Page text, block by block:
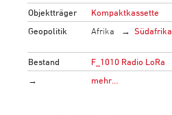
Objektträger
Kompaktkassette
Geopolitik
Afrika Südafrika
Bestand
F_1010 Radio LoRa
→
mehr…